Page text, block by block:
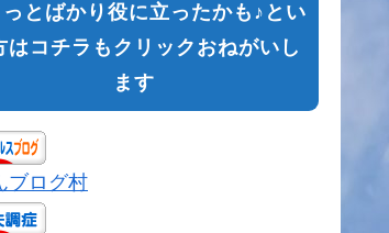
とばかり役に立ったかも♪とい
はコチラもクリックおねがいし
ます
ブログ村